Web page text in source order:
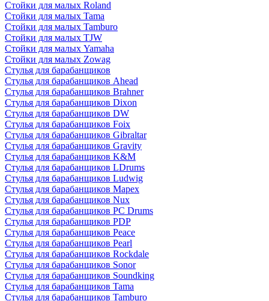
Стойки для малых Roland
Стойки для малых Tama
Стойки для малых Tamburo
Стойки для малых TJW
Стойки для малых Yamaha
Стойки для малых Zowag
Стулья для барабанщиков
Стулья для барабанщиков Ahead
Стулья для барабанщиков Brahner
Стулья для барабанщиков Dixon
Стулья для барабанщиков DW
Стулья для барабанщиков Foix
Стулья для барабанщиков Gibraltar
Стулья для барабанщиков Gravity
Стулья для барабанщиков K&M
Стулья для барабанщиков LDrums
Стулья для барабанщиков Ludwig
Стулья для барабанщиков Mapex
Стулья для барабанщиков Nux
Стулья для барабанщиков PC Drums
Стулья для барабанщиков PDP
Стулья для барабанщиков Peace
Стулья для барабанщиков Pearl
Стулья для барабанщиков Rockdale
Стулья для барабанщиков Sonor
Стулья для барабанщиков Soundking
Стулья для барабанщиков Tama
Стулья для барабанщиков Tamburo